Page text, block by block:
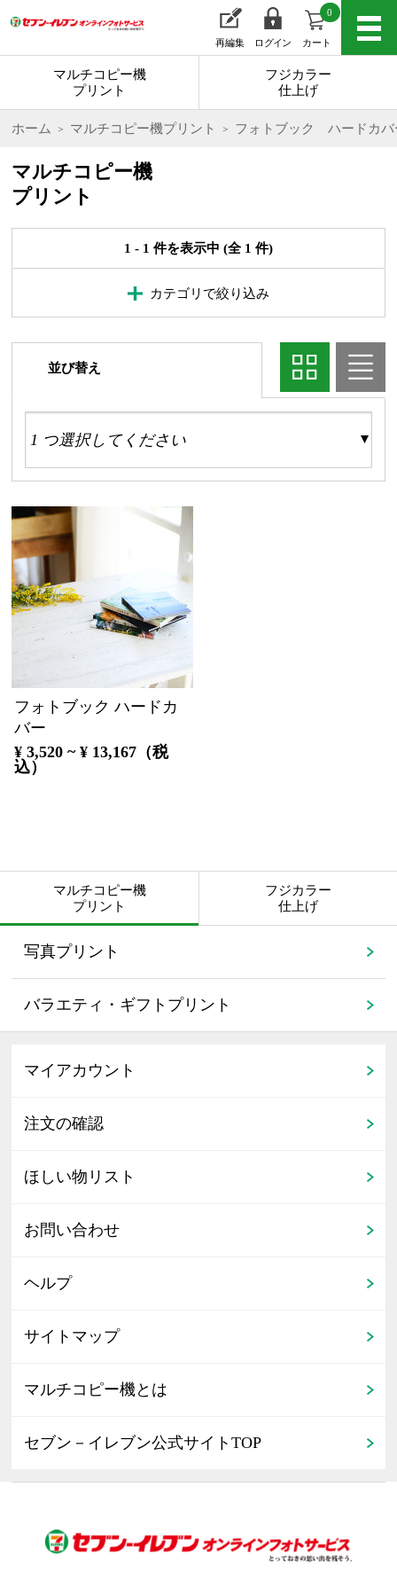
再編集 ログイン カート
0
マルチコピー機
プリント
フジカラー
仕上げ
ホーム マルチコピー機プリント フォトブック ハードカバ
マルチコピー機
プリント
1 - 1 件を表示中 (全 1 件)
カテゴリで絞り込み
並び替え
フォトブック ハードカ
バー
¥ 3,520 ~ ¥ 13,167（税
込）
マルチコピー機
プリント
写真プリント
バラエティ・ギフトプリント
フジカラー
仕上げ
マイアカウント
注文の確認
ほしい物リスト
お問い合わせ
ヘルプ
サイトマップ
マルチコピー機とは
セブン－イレブン公式サイトTOP